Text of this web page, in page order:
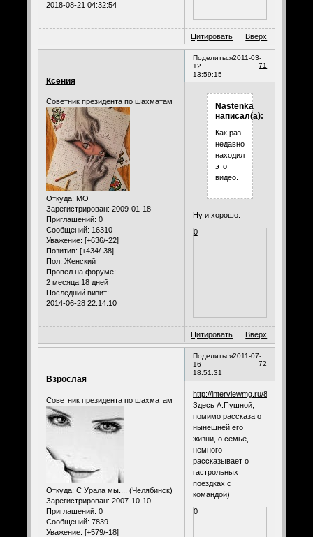
2018-08-21 04:32:54
Цитировать Вверх
Поделиться
71
2011-03-
12
13:59:15
Ксения
Советник президента по шахматам
Откуда: МО
Зарегистрирован: 2009-01-18
Приглашений: 0
Сообщений: 16310
Уважение: [+636/-22]
Позитив: [+434/-38]
Пол: Женский
Провел на форуме:
2 месяца 18 дней
Последний визит:
2014-06-28 22:14:10
Nastenka
написал(а):
Как раз
недавно
находила
это
видео.
Ну и хорошо.
0
Цитировать Вверх
Поделиться
72
2011-07-
16
18:51:31
Взрослая
Советник президента по шахматам
Откуда: С Урала мы.... (Челябинск)
Зарегистрирован: 2007-10-10
Приглашений: 0
Сообщений: 7839
Уважение: [+579/-18]
http://interviewmg.ru/882/
Здесь А.Пушной,
помимо рассказа о
нынешней его
жизни, о семье,
немного
рассказывает о
гастрольных
поездках с
командой)
0